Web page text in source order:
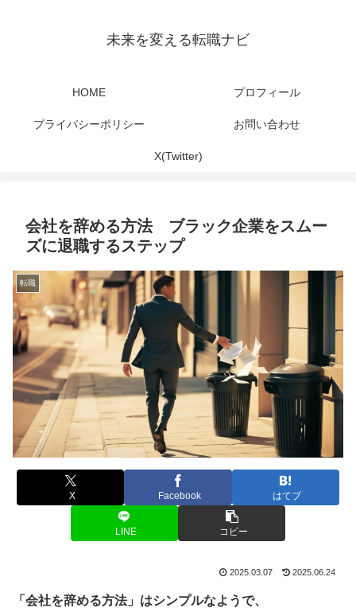
未来を変える転職ナビ
HOME プロフィール
プライバシーポリシー お問い合わせ
X(Twitter)
会社を辞める方法 ブラック企業をスムー
ズに退職するステップ
転職
X Facebook はてブ
LINE コピー
2025.03.07 2025.06.24
「会社を辞める方法」はシンプルなようで、